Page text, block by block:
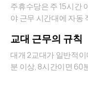
주휴수당은 주 15시간
야 근무 시간대에 자동
교대 근무의 규칙
대개 2교대가 일반적
분 이상, 8시간이면 60